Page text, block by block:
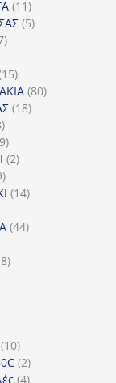
προϊόντα
1111
προϊόντα
55
7
1515
προϊόντα
8080
1818
28
προϊόντα
9
προϊόντα
22
9
προϊόντα
1414
4444
18
1010
προϊόντα
22
προϊόντα
44